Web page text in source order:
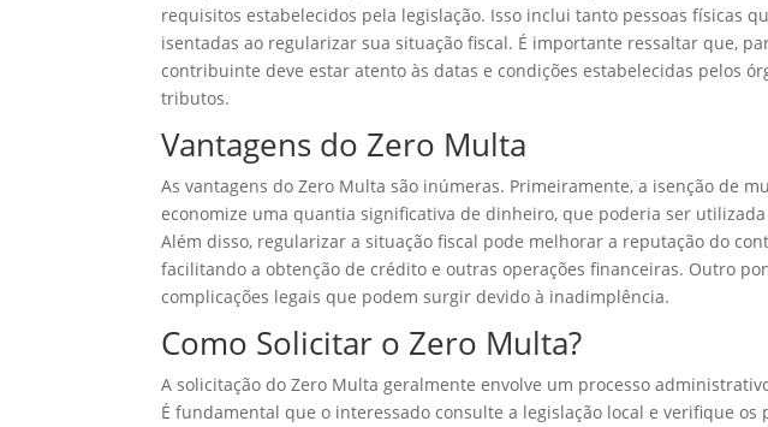
requisitos estabelecidos pela legislação. Isso inclui tanto pessoas físicas
isentadas ao regularizar sua situação fiscal. É importante ressaltar que,
contribuinte deve estar atento às datas e condições estabelecidas pelos
tributos.
Vantagens do Zero Multa
As vantagens do Zero Multa são inúmeras. Primeiramente, a isenção de
economize uma quantia significativa de dinheiro, que poderia ser
Além disso, regularizar a situação fiscal pode melhorar a reputação do
facilitando a obtenção de crédito e outras operações financeiras. Outro
complicações legais que podem surgir devido à inadimplência.
Como Solicitar o Zero Multa?
A solicitação do Zero Multa geralmente envolve um processo
É fundamental que o interessado consulte a legislação local e verifique os